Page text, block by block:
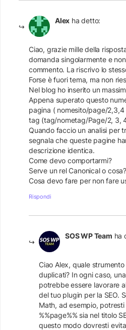
Alex ha detto:
Ciao, grazie mille della
domanda singolarmente e
commento. La riscrivo lo
Forse è fuori tema, ma non
Nel blog ho inserito un
Appena superato questo
pagina ( nomesito/page/
tag (tag/nometag/Page/2, 3,
Quando faccio un analisi per
segnala che queste pagine
descrizione identica.
Come devo comportarmi?
Serve un rel Canonical o cosa?
Cosa devo fare per non fare
Rispondi
SOS WP Team ha
Ciao Alex, quale strumento
duplicati? In ogni caso,
potrebbe essere lavorare
del tuo plugin per la SEO.
Math, ad esempio,
%%page%% sia nel titolo
questo modo dovresti